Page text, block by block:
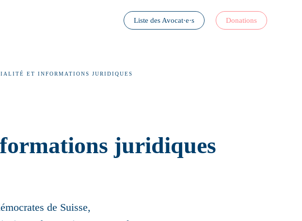
Liste des Avocat·e·s Donations
ET INFORMATIONS JURIDIQUES
juridiques
de Suisse,